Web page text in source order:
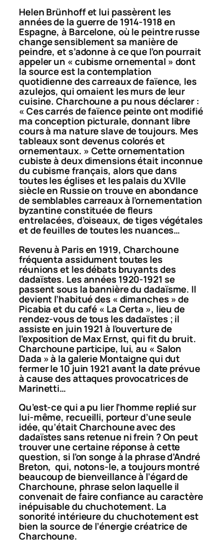
Helen Brünhoff et lui passèrent les
années de la guerre de 1914-1918 en
Espagne, à Barcelone, où le peintre russe
change sensiblement sa manière de
peindre, et s’adonne à ce que l’on pourrait
appeler un « cubisme ornemental » dont
la source est la contemplation
quotidienne des carreaux de faïence, les
azulejos, qui ornaient les murs de leur
cuisine. Charchoune a pu nous déclarer :
« Ces carrés de faïence peinte ont modifié
ma conception picturale, donnant libre
cours à ma nature slave de toujours. Mes
tableaux sont devenus colorés et
ornementaux. » Cette ornementation
cubiste à deux dimensions était inconnue
du cubisme français, alors que dans
toutes les églises et les palais du XVIIe
siècle en Russie on trouve en abondance
de semblables carreaux à l’ornementation
byzantine constituée de fleurs
entrelacées, d’oiseaux, de tiges végétales
et de feuilles de toutes les nuances…
Revenu à Paris en 1919, Charchoune
fréquenta assidument toutes les
réunions et les débats bruyants des
dadaïstes. Les années 1920-1921 se
passent sous la bannière du dadaïsme. Il
devient l’habitué des « dimanches » de
Picabia et du café « La Certa », lieu de
rendez-vous de tous les dadaïstes ; il
assiste en juin 1921 à l’ouverture de
l’exposition de Max Ernst, qui fit du bruit.
Charchoune participe, lui, au « Salon
Dada » à la galerie Montaigne qui dut
fermer le 10 juin 1921 avant la date prévue
à cause des attaques provocatrices de
Marinetti…
Qu’est-ce qui a pu lier l’homme replié sur
lui-même, recueilli, porteur d’une seule
idée, qu’était Charchoune avec des
dadaïstes sans retenue ni frein ? On peut
trouver une certaine réponse à cette
question, si l’on songe à la phrase d’André
Breton, qui, notons-le, a toujours montré
beaucoup de bienveillance à l’égard de
Charchoune, phrase selon laquelle il
convenait de faire confiance au caractère
inépuisable du chuchotement. La
sonorité intérieure du chuchotement est
bien la source de l’énergie créatrice de
Charchoune.